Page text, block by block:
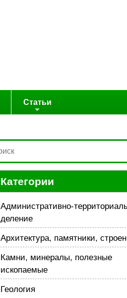
Статьи
Категории
Административно-
деление
Архитектура, памятники,
Камни, минералы, полезные
ископаемые
Геология